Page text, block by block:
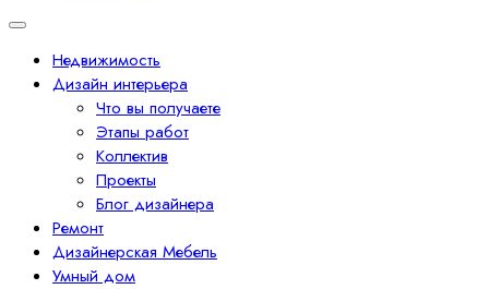
Недвижимость
Дизайн интерьера
Что вы получаете
Этапы работ
Коллектив
Проекты
Блог дизайнера
Ремонт
Дизайнерская Мебель
Умный дом